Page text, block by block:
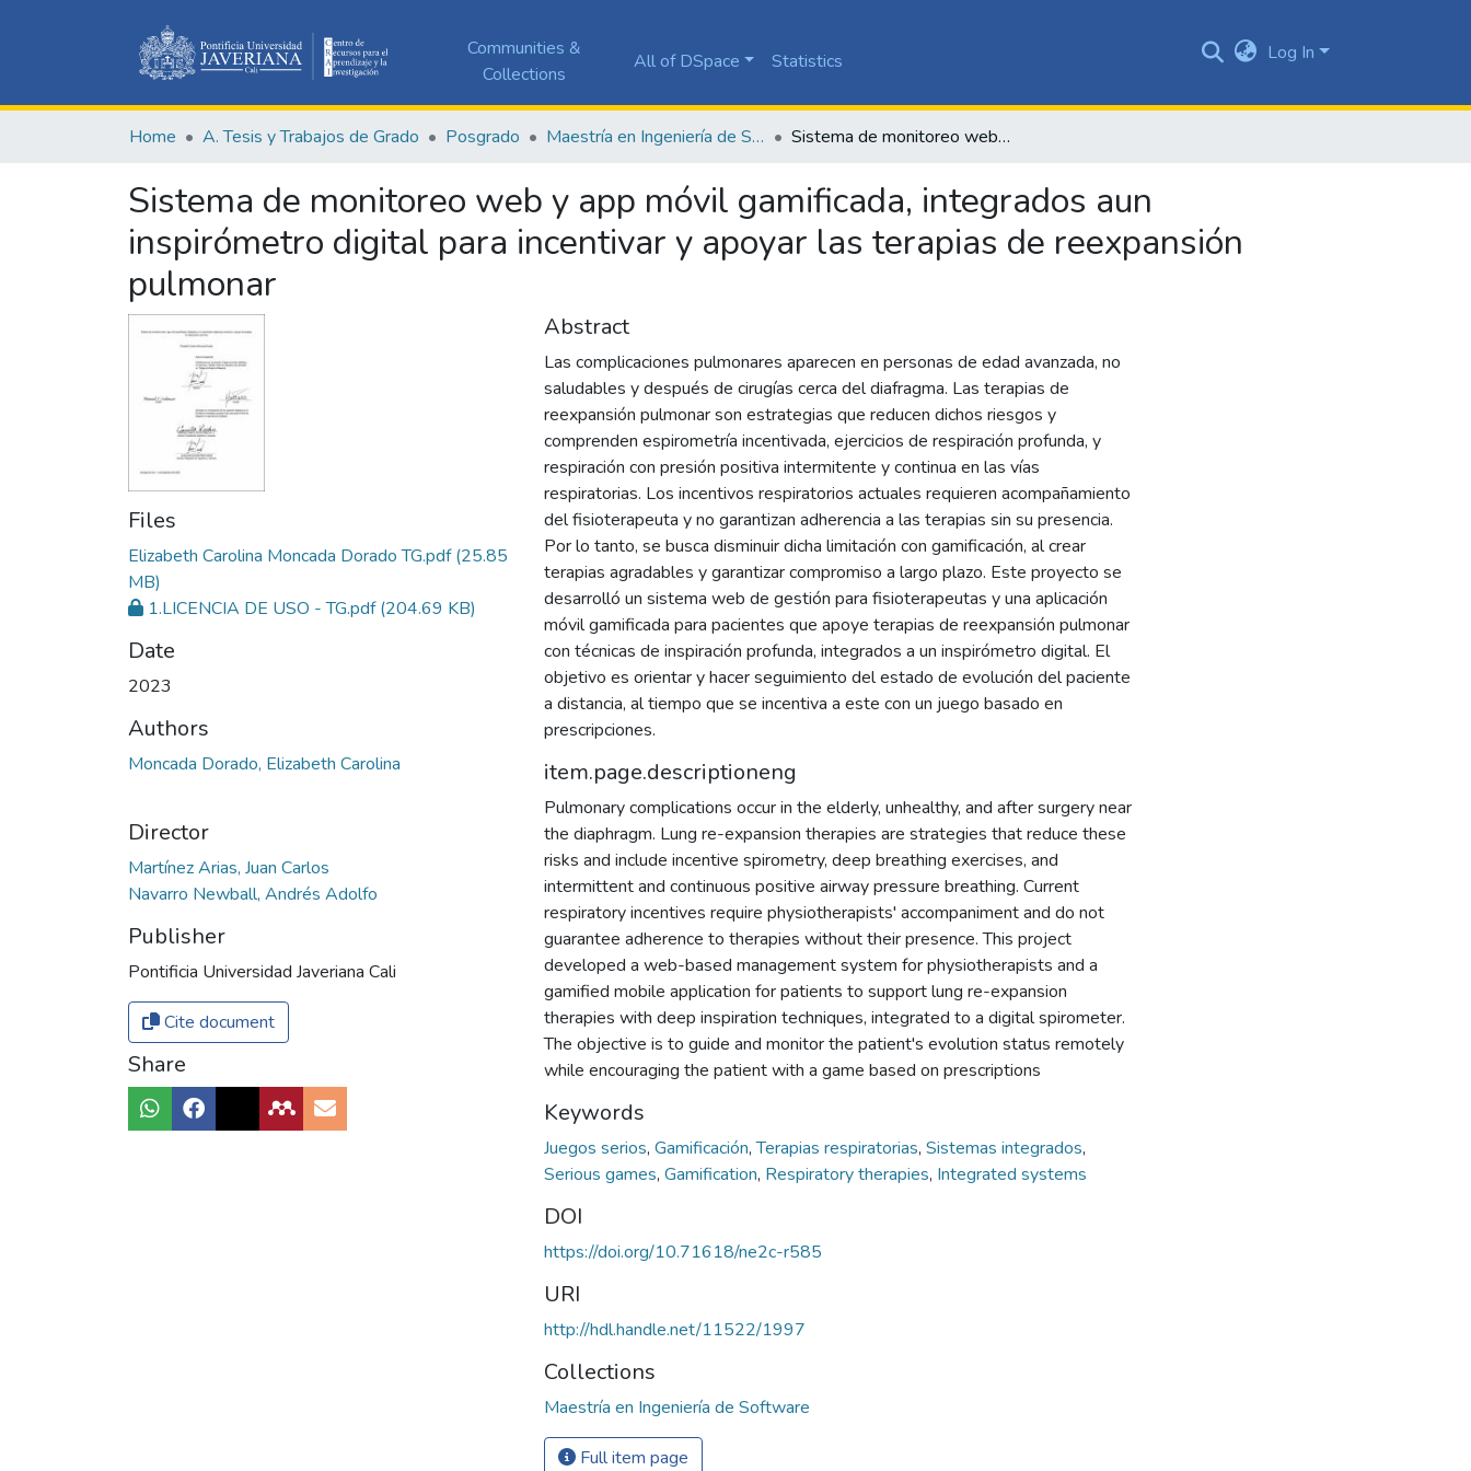
Communities &
Collections
All of DSpace Statistics Log In
Home A. Tesis y Trabajos de Grado Posgrado Maestría en Ingeniería de Software Sistema de monitoreo web y app móvil gamificada, integrados aun inspirómetro digital para incentivar y apoyar las terapias de reexpansión pulmonar
Sistema de monitoreo web y app móvil gamificada, integrados aun
inspirómetro digital para incentivar y apoyar las terapias de reexpansión
pulmonar
Files
Elizabeth Carolina Moncada Dorado TG.pdf(25.85
MB)
1.LICENCIA DE USO - TG.pdf(204.69 KB)
Date
2023
Authors
Moncada Dorado, Elizabeth Carolina
Director
Martínez Arias, Juan Carlos
Navarro Newball, Andrés Adolfo
Publisher
Pontificia Universidad Javeriana Cali
Cite document
Share
Abstract
Las complicaciones pulmonares aparecen en personas de edad avanzada, no
saludables y después de cirugías cerca del diafragma. Las terapias de
reexpansión pulmonar son estrategias que reducen dichos riesgos y
comprenden espirometría incentivada, ejercicios de respiración profunda, y
respiración con presión positiva intermitente y continua en las vías
respiratorias. Los incentivos respiratorios actuales requieren acompañamiento
del fisioterapeuta y no garantizan adherencia a las terapias sin su presencia.
Por lo tanto, se busca disminuir dicha limitación con gamificación, al crear
terapias agradables y garantizar compromiso a largo plazo. Este proyecto se
desarrolló un sistema web de gestión para fisioterapeutas y una aplicación
móvil gamificada para pacientes que apoye terapias de reexpansión pulmonar
con técnicas de inspiración profunda, integrados a un inspirómetro digital. El
objetivo es orientar y hacer seguimiento del estado de evolución del paciente
a distancia, al tiempo que se incentiva a este con un juego basado en
prescripciones.
item.page.descriptioneng
Pulmonary complications occur in the elderly, unhealthy, and after surgery near
the diaphragm. Lung re-expansion therapies are strategies that reduce these
risks and include incentive spirometry, deep breathing exercises, and
intermittent and continuous positive airway pressure breathing. Current
respiratory incentives require physiotherapists' accompaniment and do not
guarantee adherence to therapies without their presence. This project
developed a web-based management system for physiotherapists and a
gamified mobile application for patients to support lung re-expansion
therapies with deep inspiration techniques, integrated to a digital spirometer.
The objective is to guide and monitor the patient's evolution status remotely
while encouraging the patient with a game based on prescriptions
Keywords
Juegos serios, Gamificación,Terapias respiratorias, Sistemas integrados,
Serious games, Gamification, Respiratory therapies, Integrated systems
DOI
https://doi.org/10.71618/ne2c-r585
URI
http://hdl.handle.net/11522/1997
Collections
Maestría en Ingeniería de Software
Full item page